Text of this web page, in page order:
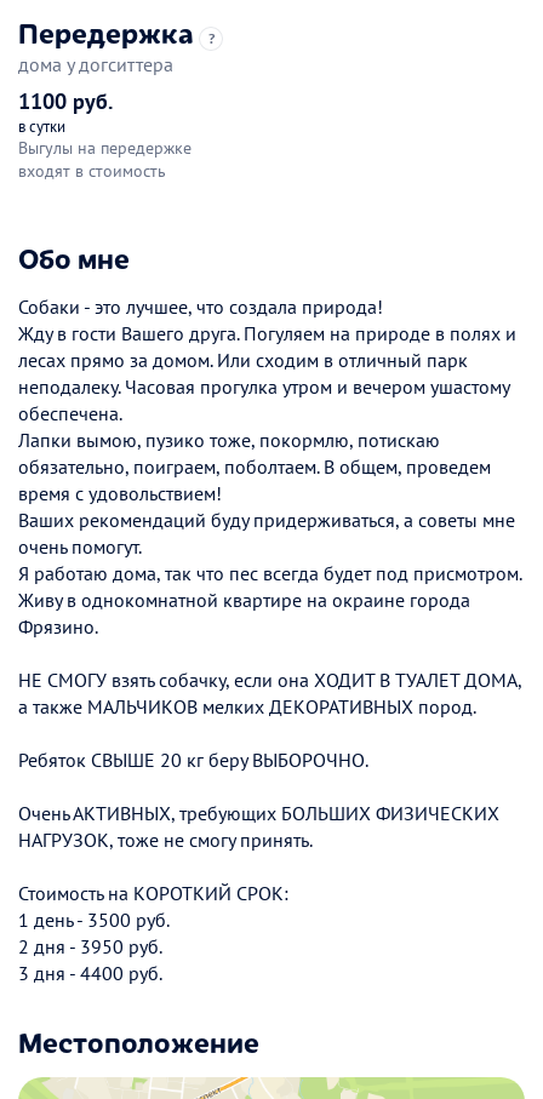
Передержка ?
дома у догситтера
1100 руб.
в сутки
Выгулы на передержке
входят в стоимость
Обо мне
Собаки - это лучшее, что создала природа!
Жду в гости Вашего друга. Погуляем на природе в полях и
лесах прямо за домом. Или сходим в отличный парк
неподалеку. Часовая прогулка утром и вечером ушастому
обеспечена.
Лапки вымою, пузико тоже, покормлю, потискаю
обязательно, поиграем, поболтаем. В общем, проведем
время с удовольствием!
Ваших рекомендаций буду придерживаться, а советы мне
очень помогут.
Я работаю дома, так что пес всегда будет под присмотром.
Живу в однокомнатной квартире на окраине города
Фрязино.
НЕ СМОГУ взять собачку, если она ХОДИТ В ТУАЛЕТ ДОМА,
а также МАЛЬЧИКОВ мелких ДЕКОРАТИВНЫХ пород.
Ребяток СВЫШЕ 20 кг беру ВЫБОРОЧНО.
Очень АКТИВНЫХ, требующих БОЛЬШИХ ФИЗИЧЕСКИХ
НАГРУЗОК, тоже не смогу принять.
Стоимость на КОРОТКИЙ СРОК:
1 день - 3500 руб.
2 дня - 3950 руб.
3 дня - 4400 руб.
Местоположение